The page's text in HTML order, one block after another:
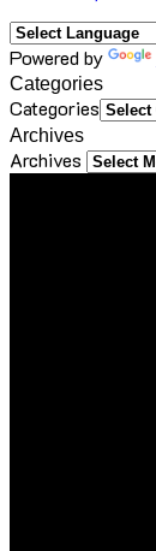
Powered by
Categories
Categories
Archives
Archives